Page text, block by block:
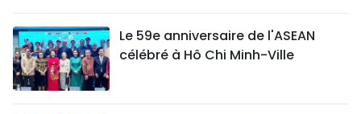
Le 59e anniversaire de l'ASEAN
célébré à Hô Chi Minh-Ville